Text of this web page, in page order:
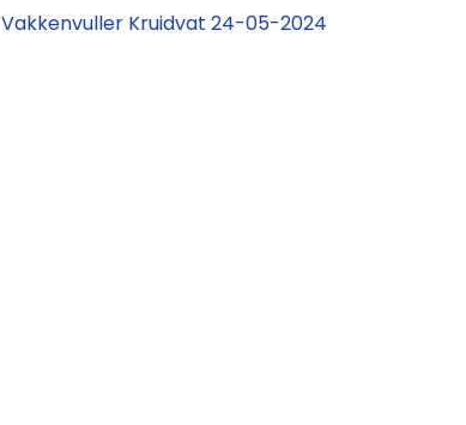
Vakkenvuller Kruidvat 24-05-2024